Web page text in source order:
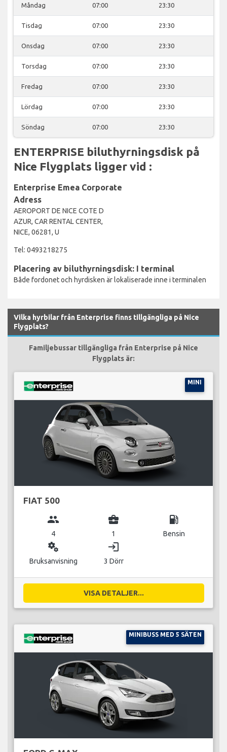
Måndag 07:00 23:30
Tisdag 07:00 23:30
Onsdag 07:00 23:30
Torsdag 07:00 23:30
Fredag 07:00 23:30
Lördag 07:00 23:30
Söndag 07:00 23:30
ENTERPRISE biluthyrningsdisk på
Nice Flygplats ligger vid :
Enterprise Emea Corporate
Adress
AEROPORT DE NICE COTE D
AZUR, CAR RENTAL CENTER,
NICE, 06281, U
Tel: 0493218275
Placering av biluthyrningsdisk: I terminal
Både fordonet och hyrdisken är lokaliserade inne i terminalen
Vilka hyrbilar från Enterprise finns tillgängliga på Nice
Flygplats?
Familjebussar tillgängliga från Enterprise på Nice
Flygplats är:
MINI
FIAT 500
group
4
business_center
1
local_gas_station
Bensin
miscellaneous_services
Bruksanvisning
login
3 Dörr
VISA DETALJER...
MINIBUSS MED 5 SÄTEN